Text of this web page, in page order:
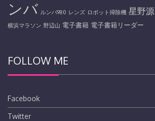
ンバ ルンバ980 レンズ ロボット掃除機 星野源
横浜マラソン 野辺山 電子書籍 電子書籍リーダー
FOLLOW ME
Facebook
Twitter